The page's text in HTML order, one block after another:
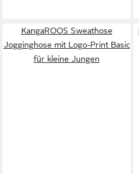
KangaROOS Sweathose
Jogginghose mit Logo-Print Basic
für kleine Jungen